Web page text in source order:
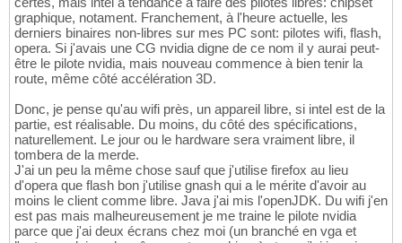
graphique, notament. Franchement, à l'heure actuelle, les
derniers binaires non-libres sur mes PC sont: pilotes wifi, flash,
opera. Si j'avais une CG nvidia digne de ce nom il y aurai peut-
être le pilote nvidia, mais nouveau commence à bien tenir la
route, même côté accélération 3D.
Donc, je pense qu'au wifi près, un appareil libre, si intel est de la
partie, est réalisable. Du moins, du côté des spécifications,
naturellement. Le jour ou le hardware sera vraiment libre, il
tombera de la merde.
J'ai un peu la même chose sauf que j'utilise firefox au lieu
d'opera que flash bon j'utilise gnash qui a le mérite d'avoir au
moins le client comme libre. Java j'ai mis l'openJDK. Du wifi j'en
est pas mais malheureusement je me traine le pilote nvidia
parce que j'ai deux écrans chez moi (un branché en vga et